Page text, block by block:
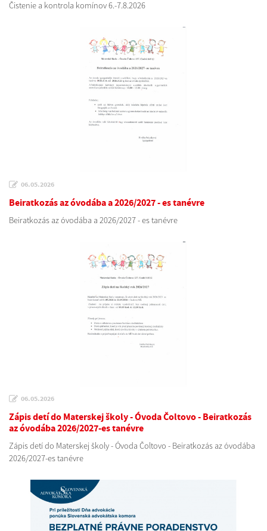
Čistenie a kontrola komínov 6.-7.8.2026
06.05.2026
Beiratkozás az óvodába a 2026/2027 - es tanévre
Beiratkozás az óvodába a 2026/2027 - es tanévre
06.05.2026
Zápis detí do Materskej školy - Óvoda Čoltovo - Beiratkozás
az óvodába 2026/2027-es tanévre
Zápis detí do Materskej školy - Óvoda Čoltovo - Beiratkozás az óvodába
2026/2027-es tanévre